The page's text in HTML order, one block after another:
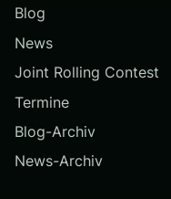
Blog
News
Joint Rolling Contest
Termine
Blog-Archiv
News-Archiv